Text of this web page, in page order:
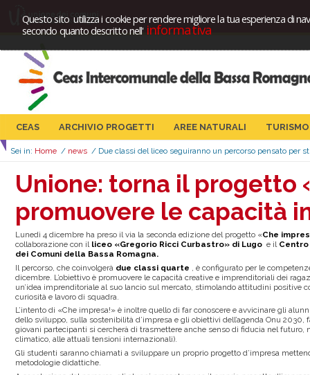
Questo sito utilizza i cookie per rendere migliore la tua esperienza di
secondo quanto descritto nell'informativa
CEAS ARCHIVIO PROGETTI AREE NATURALI
Sei in: Home / news / Due classi del liceo seguiranno un percorso pensato
Unione: torna il progetto
promuovere le capacità
Lunedì 4 dicembre ha preso il via la seconda edizione del progetto «Che
collaborazione con il liceo «Gregorio Ricci Curbastro» di Lugo e il
dei Comuni della Bassa Romagna.
Il percorso, che coinvolgerà due classi quarte , è configurato per le
dicembre. L’obiettivo è promuovere le capacità creative e imprenditoriali dei
un’idea imprenditoriale al suo lancio sul mercato, stimolando attitudini positive
curiosità e lavoro di squadra.
L’intento di «Che impresa!» è inoltre quello di far conoscere e avvicinare gli
dello sviluppo, sulla sostenibilità d’impresa e gli obiettivi dell’agenda Onu
giovani partecipanti si cercherà di trasmettere anche senso di fiducia nel
climatico, alle attuali tensioni internazionali).
Gli studenti saranno chiamati a sviluppare un proprio progetto d’impresa
metodologie didattiche.